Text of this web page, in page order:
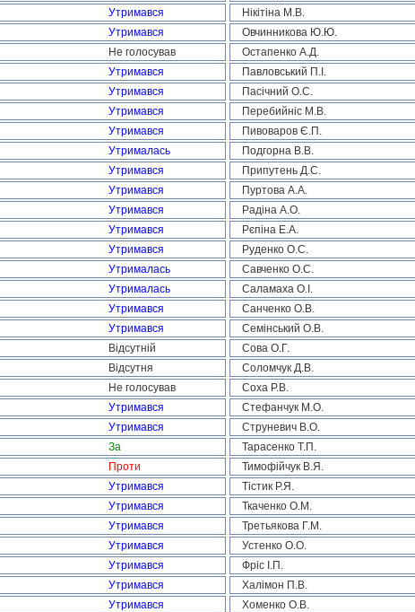
Утримався Нікітіна М.В.
Утримався Овчинникова Ю.Ю.
Не голосував Остапенко А.Д.
Утримався Павловський П.І.
Утримався Пасічний О.С.
Утримався Перебийніс М.В.
Утримався Пивоваров Є.П.
Утрималась Подгорна В.В.
Утримався Припутень Д.С.
Утримався Пуртова А.А.
Утримався Радіна А.О.
Утримався Рєпіна Е.А.
Утримався Руденко О.С.
Утрималась Савченко О.С.
Утрималась Саламаха О.І.
Утримався Санченко О.В.
Утримався Семінський О.В.
Відсутній Сова О.Г.
Відсутня Соломчук Д.В.
Не голосував Соха Р.В.
Утримався Стефанчук М.О.
Утримався Струневич В.О.
За Тарасенко Т.П.
Проти Тимофійчук В.Я.
Утримався Тістик Р.Я.
Утримався Ткаченко О.М.
Утримався Третьякова Г.М.
Утримався Устенко О.О.
Утримався Фріс І.П.
Утримався Халімон П.В.
Утримався Хоменко О.В.